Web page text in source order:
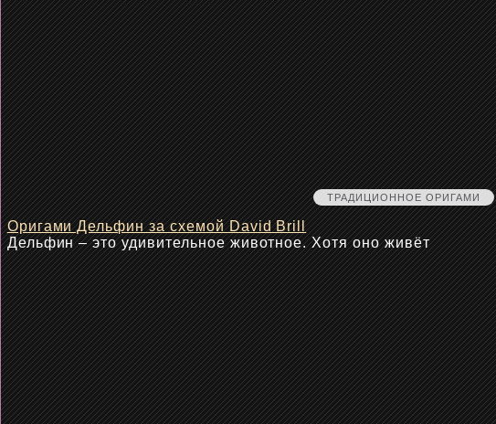
ТРАДИЦИОННОЕ ОРИГАМИ
Оригами Дельфин за схемой David Brill
Дельфин – это удивительное животное. Хотя оно живёт